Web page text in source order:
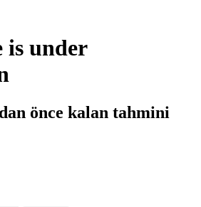
is under
önce kalan tahmini